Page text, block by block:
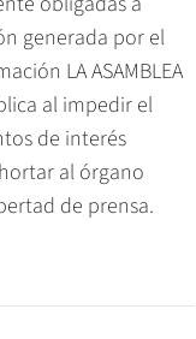
generada por el
LA ASAMBLEA
al impedir el
de interés
al órgano
de prensa.